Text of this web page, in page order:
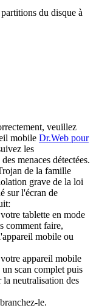
du disque à
veuillez
mobile Dr.Web pour
les
menaces détectées.
de la famille
grave de la loi
sur l'écran de
tablette en mode
comment faire,
mobile ou
appareil mobile
scan complet puis
la neutralisation des
le.